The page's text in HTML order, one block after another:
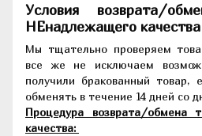
Условия возврата/
НЕнадлежащего качества
Мы тщательно проверяем
все же не исключаем
получили бракованный товар,
обменять в течение 14 дней со
Процедура возврата/обмена
качества: